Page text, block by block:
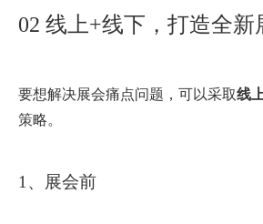
02 线上+线下，打造全新
要想解决展会痛点问题，可以采取线
策略。
1、展会前